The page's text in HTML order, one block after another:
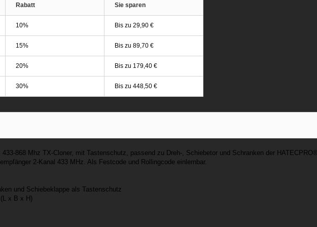
Rabatt Sie sparen
10% Bis zu 29,90 €
15% Bis zu 89,70 €
20% Bis zu 179,40 €
30% Bis zu 448,50 €
433-868 Mhz TX-Cloner, mit Tastenschutz, passend zu Dreh-, Schiebetor und Schranken der
2-Kanal 433 MHz. Als Festcode und Rollingcode einlernbar.
und Schiebeklappe als Tastenschutz
x B x H)